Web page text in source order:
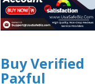
Buy Verified
Paxful